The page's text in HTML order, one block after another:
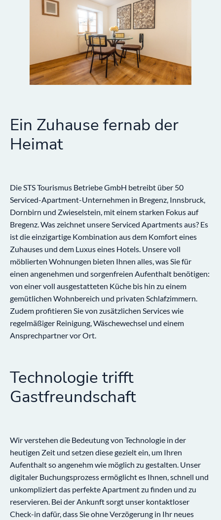
Ein Zuhause fernab der
Heimat
Die STS Tourismus Betriebe GmbH betreibt über 50
Serviced-Apartment-Unternehmen in Bregenz, Innsbruck,
Dornbirn und Zwieselstein, mit einem starken Fokus auf
Bregenz. Was zeichnet unsere Serviced Apartments aus? Es
ist die einzigartige Kombination aus dem Komfort eines
Zuhauses und dem Luxus eines Hotels. Unsere voll
möblierten Wohnungen bieten Ihnen alles, was Sie für
einen angenehmen und sorgenfreien Aufenthalt benötigen:
von einer voll ausgestatteten Küche bis hin zu einem
gemütlichen Wohnbereich und privaten Schlafzimmern.
Zudem profitieren Sie von zusätzlichen Services wie
regelmäßiger Reinigung, Wäschewechsel und einem
Ansprechpartner vor Ort.
Technologie trifft
Gastfreundschaft
Wir verstehen die Bedeutung von Technologie in der
heutigen Zeit und setzen diese gezielt ein, um Ihren
Aufenthalt so angenehm wie möglich zu gestalten. Unser
digitaler Buchungsprozess ermöglicht es Ihnen, schnell und
unkompliziert das perfekte Apartment zu finden und zu
reservieren. Bei der Ankunft sorgt unser kontaktloser
Check-in dafür, dass Sie ohne Verzögerung in Ihr neues